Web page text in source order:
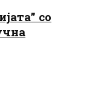
со